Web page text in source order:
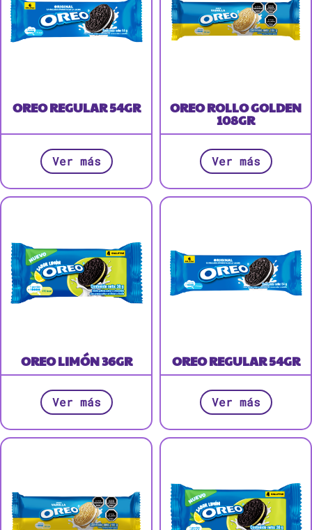
OREO REGULAR 54GR
Ver más
OREO ROLLO GOLDEN
108GR
Ver más
OREO LIMÓN 36GR
Ver más
OREO REGULAR 54GR
Ver más